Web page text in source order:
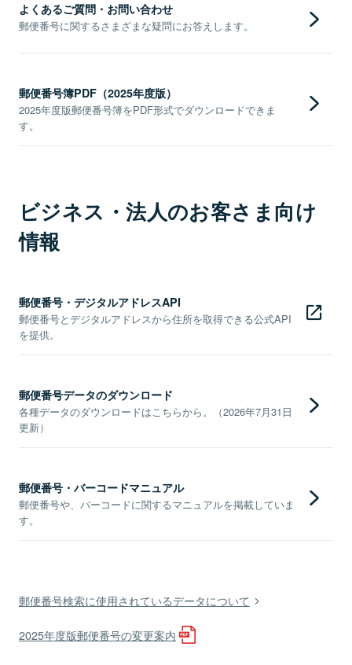
よくあるご質問・お問い合わせ
郵便番号に関するさまざまな疑問にお答えします。
郵便番号簿PDF（2025年度版）
2025年度版郵便番号簿をPDF形式でダウンロードできま
す。
ビジネス・法人のお客さま向け
情報
郵便番号・デジタルアドレスAPI
郵便番号とデジタルアドレスから住所を取得できる公式API
を提供。
郵便番号データのダウンロード
各種データのダウンロードはこちらから。（2026年7月31日
更新）
郵便番号・バーコードマニュアル
郵便番号や、バーコードに関するマニュアルを掲載していま
す。
郵便番号検索に使用されているデータについて
2025年度版郵便番号の変更案内